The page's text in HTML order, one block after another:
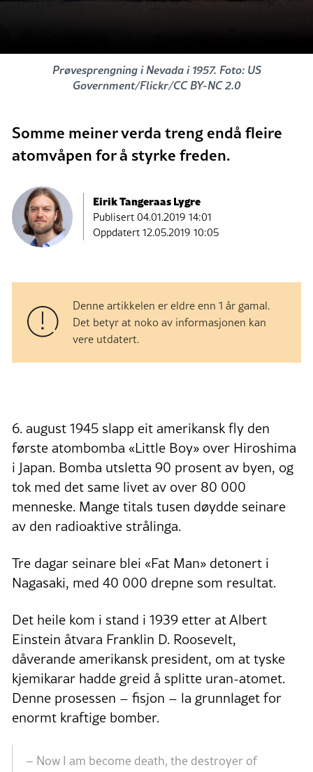
Prøvesprengning i Nevada i 1957. Foto: US
Government/Flickr/CC BY-NC 2.0
Somme meiner verda treng endå fleire
atomvåpen for å styrke freden.
Eirik Tangeraas Lygre
Publisert04.01.2019 14:01
Oppdatert 12.05.2019 10:05
Denne artikkelen er eldre enn 1 år gamal.
Det betyr at noko av informasjonen kan
vere utdatert.
6. august 1945 slapp eit amerikansk fly den
første atombomba «Little Boy» over Hiroshima
i Japan. Bomba utsletta 90 prosent av byen, og
tok med det same livet av over 80 000
menneske. Mange titals tusen døydde seinare
av den radioaktive strålinga.
Tre dagar seinare blei «Fat Man» detonert i
Nagasaki, med 40 000 drepne som resultat.
Det heile kom i stand i 1939 etter at Albert
Einstein åtvara Franklin D. Roosevelt,
dåverande amerikansk president, om at tyske
kjemikarar hadde greid å splitte uran-atomet.
Denne prosessen – fisjon – la grunnlaget for
enormt kraftige bomber.
– Now I am become death, the destroyer of